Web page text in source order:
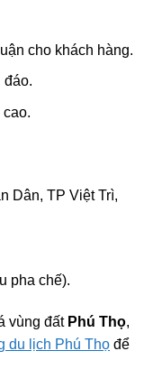
cho khách hàng.
đáo.
Dân, TP Việt Trì,
pha chế).
vùng đất Phú Thọ,
du lịch Phú Thọ để